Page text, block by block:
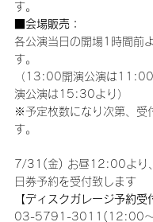
す。
■会場販売：
各公演当日の開場1時間前
す。
（13:00開演公演は
演公演は15:30より）
※予定枚数になり次第、受
す。
7/31(金) お昼12:00より
日券予約を受付致します
【ディスクガレージ予約受
03-5791-3011(12:00